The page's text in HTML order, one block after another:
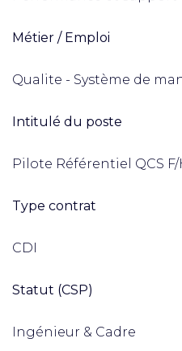
Métier / Emploi
Qualite - Système de
Intitulé du poste
Pilote Référentiel QCS F/
Type contrat
CDI
Statut (CSP)
Ingénieur & Cadre